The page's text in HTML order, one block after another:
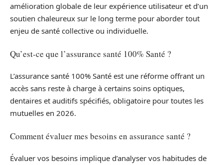
amélioration globale de leur expérience utilisateur et d’un
soutien chaleureux sur le long terme pour aborder tout
enjeu de santé collective ou individuelle.
Qu’est-ce que l’assurance santé 100% Santé ?
L’assurance santé 100% Santé est une réforme offrant un
accès sans reste à charge à certains soins optiques,
dentaires et auditifs spécifiés, obligatoire pour toutes les
mutuelles en 2026.
Comment évaluer mes besoins en assurance santé ?
Évaluer vos besoins implique d’analyser vos habitudes de